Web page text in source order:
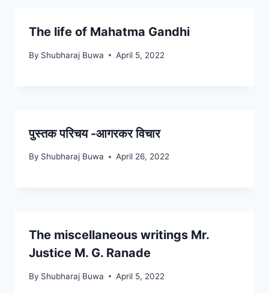
The life of Mahatma Gandhi
By Shubharaj Buwa April 5, 2022
पुस्तक परिचय -आगरकर विचार
By Shubharaj Buwa April 26, 2022
The miscellaneous writings Mr.
Justice M. G. Ranade
By Shubharaj Buwa April 5, 2022